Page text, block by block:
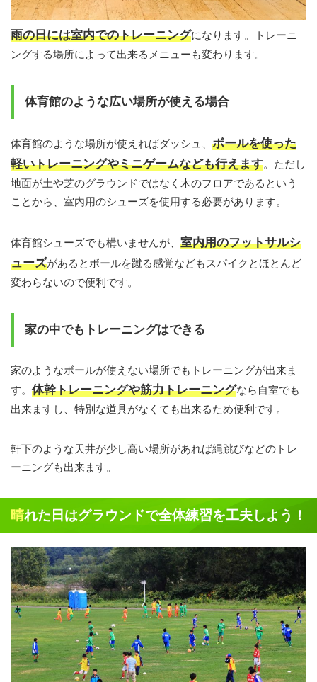
雨の日には室内でのトレーニングになります。トレーニ
ングする場所によって出来るメニューも変わります。
体育館のような広い場所が使える場合
体育館のような場所が使えればダッシュ、 ボールを使った
軽いトレーニングやミニゲームなども行えます。ただし
地面が土や芝のグラウンドではなく木のフロアであるという
ことから、室内用のシューズを使用する必要があります。
体育館シューズでも構いませんが、 室内用のフットサルシ
ューズがあるとボールを蹴る感覚などもスパイクとほとんど
変わらないので便利です。
家の中でもトレーニングはできる
家のようなボールが使えない場所でもトレーニングが出来ま
す。 体幹トレーニングや筋力トレーニングなら自室でも
出来ますし、特別な道具がなくても出来るため便利です。
軒下のような天井が少し高い場所があれば縄跳びなどのトレ
ーニングも出来ます。
晴れた日はグラウンドで全体練習を工夫しよう！